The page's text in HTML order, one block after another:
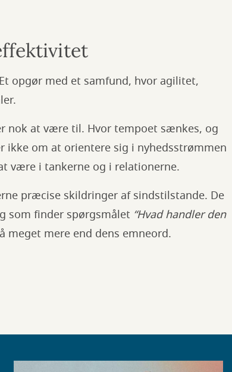
opgør med et samfund, hvor agilitet,
nok at være til. Hvor tempoet sænkes, og
ikke om at orientere sig i nyhedsstrømmen
være i tankerne og i relationerne.
præcise skildringer af sindstilstande. De
som finder spørgsmålet “Hvad handler den
mere end dens emneord.